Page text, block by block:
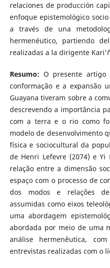
relaciones de producción
enfoque epistemológico
a través de una
hermenéutico, partiendo
realizadas a la dirigente
Resumo:O presente artigo
conformação e a expansão
Guayana tiveram sobre a
descrevendo a importância
com a terra e o rio como
modelo de desenvolvimento
física e sociocultural da
de Henri Lefevre (2074) e Yi
relação entre a dimensão
espaço com o processo de
dos modos e relações
assumidas como eixos
uma abordagem
abordada por meio de uma
análise hermenêutica,
entrevistas realizadas com o